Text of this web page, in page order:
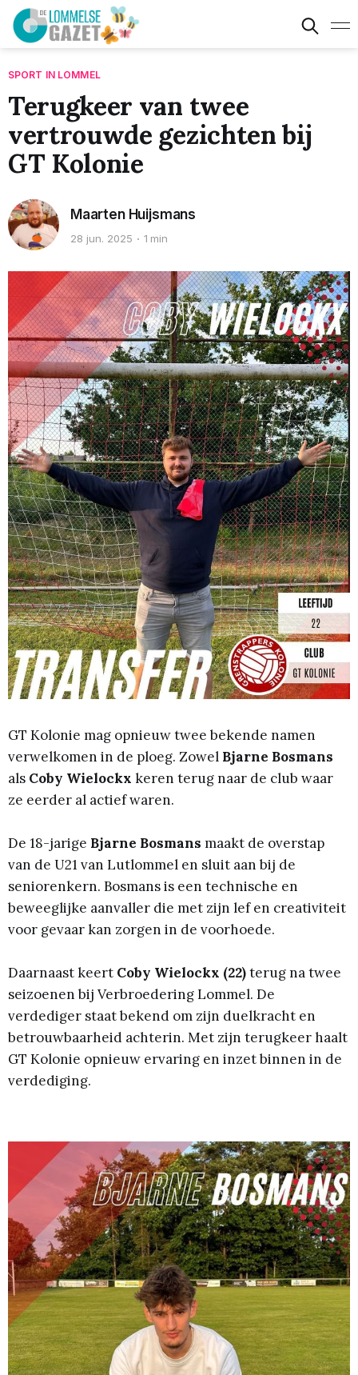
SPORT IN LOMMEL
Terugkeer van twee
vertrouwde gezichten bij
GT Kolonie
Maarten Huijsmans
28 jun. 2025 1 min
GT Kolonie mag opnieuw twee bekende namen
verwelkomen in de ploeg. Zowel Bjarne Bosmans
als Coby Wielockx keren terug naar de club waar
ze eerder al actief waren.
De 18-jarige Bjarne Bosmans maakt de overstap
van de U21 van Lutlommel en sluit aan bij de
seniorenkern. Bosmans is een technische en
beweeglijke aanvaller die met zijn lef en creativiteit
voor gevaar kan zorgen in de voorhoede.
Daarnaast keert Coby Wielockx (22)terug na twee
seizoenen bij Verbroedering Lommel. De
verdediger staat bekend om zijn duelkracht en
betrouwbaarheid achterin. Met zijn terugkeer haalt
GT Kolonie opnieuw ervaring en inzet binnen in de
verdediging.